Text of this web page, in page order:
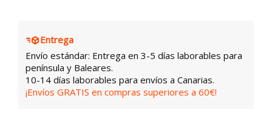
Entrega
Envío estándar: Entrega en 3-5 días laborables para
península y Baleares.
10-14 días laborables para envíos a Canarias.
¡Envíos GRATIS en compras superiores a 60€!